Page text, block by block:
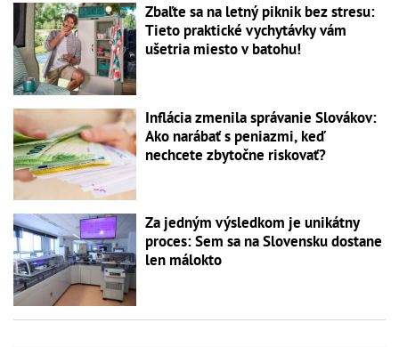
Zbaľte sa na letný piknik bez stresu:
Tieto praktické vychytávky vám
ušetria miesto v batohu!
Inflácia zmenila správanie Slovákov:
Ako narábať s peniazmi, keď
nechcete zbytočne riskovať?
Za jedným výsledkom je unikátny
proces: Sem sa na Slovensku dostane
len málokto